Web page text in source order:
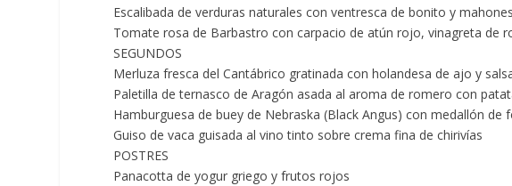
Escalibada de verduras naturales con ventresca de bonito y
Tomate rosa de Barbastro con carpacio de atún rojo, vinagreta de
SEGUNDOS
Merluza fresca del Cantábrico gratinada con holandesa de ajo y
Paletilla de ternasco de Aragón asada al aroma de romero con
Hamburguesa de buey de Nebraska (Black Angus) con medallón de
Guiso de vaca guisada al vino tinto sobre crema fina de chirivías
POSTRES
Panacotta de yogur griego y frutos rojos